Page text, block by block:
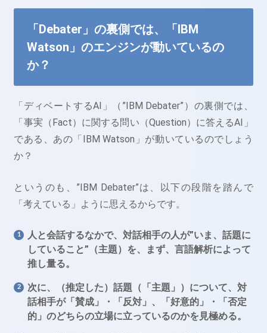
「Debater」の裏側では、「IBM
Watson」のエンジンが動いているの
か？
「ディベートするAI」（”IBM Debater”）の裏側では、
「事実（Fact）に関する問い（Question）に答えるAI」
である、あの「IBM Watson」が動いているのでしょう
か？
というのも、”IBM Debater”は、以下の段階を踏んで
「考えている」ように思えるからです。
人と会話するなかで、対話相手の人が”いま、話題に
していること”（主題）を、まず、言語解析によって
推し量る。
次に、（推定した）話題（「主題」）について、対
話相手が「賛成」・「反対」、「好意的」・「否定
的」のどちらの立場に立っているのかを見極める。